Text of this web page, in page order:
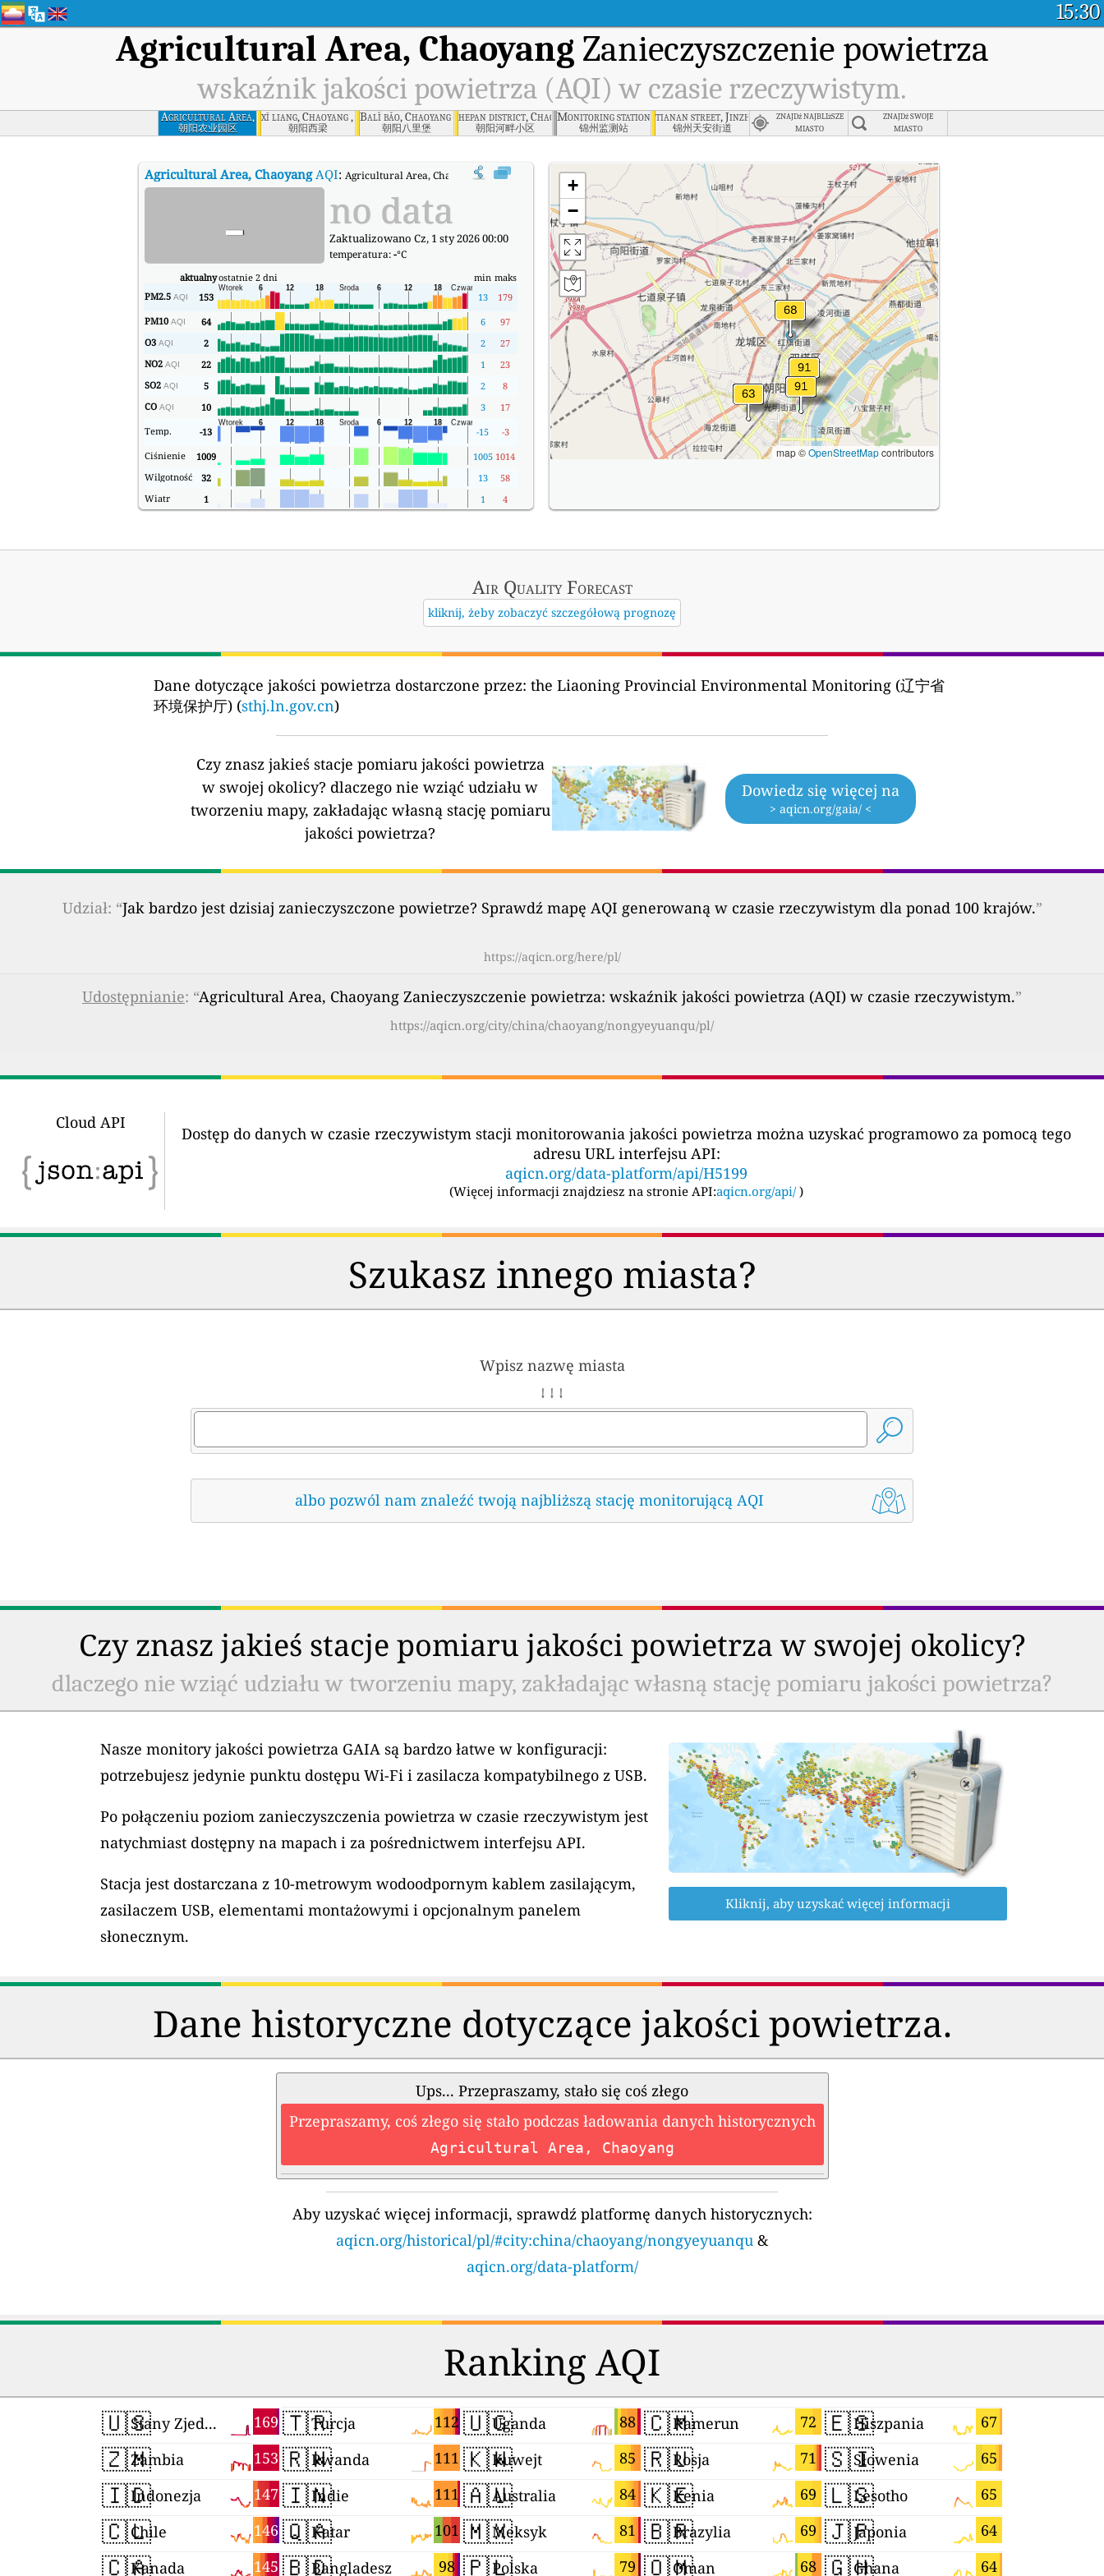
15:30
Agricultural Area, ChaoyangZanieczyszczenie powietrza
wskaźnik jakości powietrza (AQI) w czasie rzeczywistym.
Agricultural Area,
Chaoyang
朝阳农业园区
xī liang, Chaoyang , Chaoyang
朝阳西梁
Balǐ bǎo, Chaoyang , Chaoyang
朝阳八里堡
hepan district, Chaoyang , Chaoyang
朝阳河畔小区
Monitoring station, Jinzhou
锦州监测站
tianan street, Jinzhou , Jinzhou
锦州天安街道
ZNAJDź NAJBLIżSZE
MIASTO
ZNAJDź SWOJE
MIASTO
Agricultural Area, ChaoyangAQI: Agricultural Area, Chaoyang Wskaźnik Jakości Powietrza (AQI) w czasie rzeczywistym.
- no data
Zaktualizowano Cz, 1 sty 2026 00:00
temperatura:-°C
aktualnyostatnie 2 dni min maks
PM2.5 AQI 153 13
179
PM10 AQI 64 6
97
O3 AQI 2 2
27
NO2 AQI 22 1
23
SO2 AQI 5 2
8
CO AQI 10 3
17
Temp.
-13 -15
-3
Ciśnienie
1009 1005 1014
Wilgotność
32 13
58
Wiatr
1 1 4
+
−
map ©OpenStreetMapcontributors
Air QualityForecast
kliknij, żeby zobaczyć szczegółową prognozę
Dane dotyczące jakości powietrza dostarczone przez: the Liaoning Provincial Environmental Monitoring (辽宁省
环境保护厅) (sthj.ln.gov.cn)
Czy znasz jakieś stacje pomiaru jakości powietrza
w swojej okolicy? dlaczego nie wziąć udziału w
tworzeniu mapy, zakładając własną stację pomiaru
jakości powietrza?
Dowiedz się więcej na
> aqicn.org/gaia/ <
Udział: “Jak bardzo jest dzisiaj zanieczyszczone powietrze? Sprawdź mapę AQI generowaną w czasie rzeczywistym dla ponad 100 krajów.”
https://aqicn.org/here/pl/
Udostępnianie: “Agricultural Area, Chaoyang Zanieczyszczenie powietrza: wskaźnik jakości powietrza (AQI) w czasie rzeczywistym.”
https://aqicn.org/city/china/chaoyang/nongyeyuanqu/pl/
Cloud API
Dostęp do danych w czasie rzeczywistym stacji monitorowania jakości powietrza można uzyskać programowo za pomocą tego
adresu URL interfejsu API:
aqicn.org/data-platform/api/H5199
(Więcej informacji znajdziesz na stronie API:aqicn.org/api/ )
Szukasz innego miasta?
Wpisz nazwę miasta
↓ ↓ ↓
albo pozwól nam znaleźć twoją najbliższą stację monitorującą AQI
Czy znasz jakieś stacje pomiaru jakości powietrza w swojej okolicy?
dlaczego nie wziąć udziału w tworzeniu mapy, zakładając własną stację pomiaru jakości powietrza?
Nasze monitory jakości powietrza GAIA są bardzo łatwe w konfiguracji:
potrzebujesz jedynie punktu dostępu Wi-Fi i zasilacza kompatybilnego z USB.
Po połączeniu poziom zanieczyszczenia powietrza w czasie rzeczywistym jest
natychmiast dostępny na mapach i za pośrednictwem interfejsu API.
Stacja jest dostarczana z 10-metrowym wodoodpornym kablem zasilającym,
zasilaczem USB, elementami montażowymi i opcjonalnym panelem
słonecznym.
Kliknij, aby uzyskać więcej informacji
Dane historyczne dotyczące jakości powietrza.
Ups... Przepraszamy, stało się coś złego
Przepraszamy, coś złego się stało podczas ładowania danych historycznych
Agricultural Area, Chaoyang
Aby uzyskać więcej informacji, sprawdź platformę danych historycznych:
aqicn.org/historical/pl/#city:china/chaoyang/nongyeyuanqu &
aqicn.org/data-platform/
Ranking AQI
🇺🇸 169
Stany Zjednoczone
🇿🇲 153
Zambia
🇮🇩 147
Indonezja
🇨🇱 146
Chile
🇨🇦 145
Kanada
🇹🇷 112
Turcja
🇷🇼 111
Rwanda
🇮🇳 111
Indie
🇶🇦 101
Katar
🇧🇩 98
Bangladesz
🇺🇬 88
Uganda
🇰🇼 85
Kuwejt
🇦🇺 84
Australia
🇲🇽 81
Meksyk
🇵🇱 79
Polska
🇨🇲 72
Kamerun
🇷🇺 71
Rosja
🇰🇪 69
Kenia
🇧🇷 69
Brazylia
🇴🇲 68
Oman
🇪🇸 67
Hiszpania
🇸🇮 65
Słowenia
🇱🇸 65
Lesotho
🇯🇵 64
Japonia
🇬🇭 64
Ghana